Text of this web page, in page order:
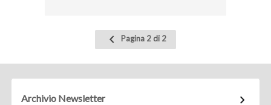
Pagina
precedente
Pagina 2 di 2
Archivio Newsletter